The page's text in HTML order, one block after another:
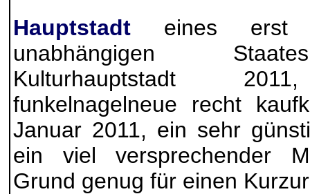
Hauptstadt eines erst
unabhängigen
Kulturhauptstadt
funkelnagelneue recht
Januar 2011, ein sehr
ein viel versprechender
Grund genug für einen